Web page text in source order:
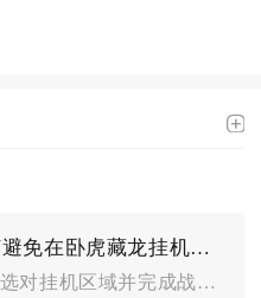
如何避免在卧虎藏龙挂机刷怪过程中被其他玩家攻击
只要选对挂机区域并完成战斗参数设置，就能大幅降低野外刷怪时被...